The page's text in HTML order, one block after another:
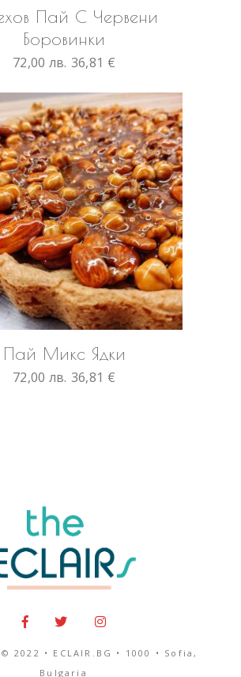
product
has
multiple
The
options
may
be
chosen
on
the
product
page
Пай С Червени
Боровинки
72,00 лв. 36,81 €
ОПЦИИ
product
has
on
the
product
page
Пай Микс Ядки
72,00 лв. 36,81 €
2022 • ECLAIR.BG • 1000 • Sofia,
Bulgaria